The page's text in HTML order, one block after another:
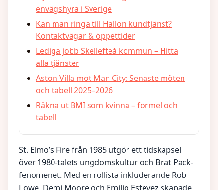
envägshyra i Sverige
Kan man ringa till Hallon kundtjänst?
Kontaktvägar & öppettider
Lediga jobb Skellefteå kommun – Hitta
alla tjänster
Aston Villa mot Man City: Senaste möten
och tabell 2025–2026
Räkna ut BMI som kvinna – formel och
tabell
St. Elmo’s Fire från 1985 utgör ett tidskapsel
över 1980-talets ungdomskultur och Brat Pack-
fenomenet. Med en rollista inkluderande Rob
Lowe, Demi Moore och Emilio Estevez skapade